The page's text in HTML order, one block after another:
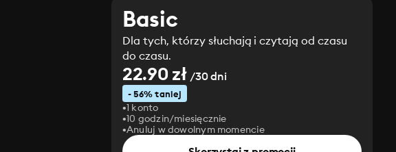
Basic
Dla tych, którzy słuchają i czytają od czasu
do czasu.
22.90 zł/30 dni
- 56% taniej
1 konto
10 godzin/miesięcznie
Anuluj w dowolnym momencie